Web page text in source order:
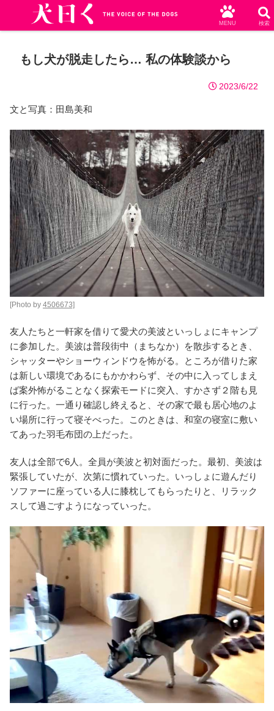
もし犬が脱走したら… 私の体験談から
2023/6/22
文と写真：田島美和
[Photo by 4506673]
友人たちと一軒家を借りて愛犬の美波といっしょにキャンプ
に参加した。美波は普段街中（まちなか）を散歩するとき、
シャッターやショーウィンドウを怖がる。ところが借りた家
は新しい環境であるにもかかわらず、その中に入ってしまえ
ば案外怖がることなく探索モードに突入、すかさず２階も見
に行った。一通り確認し終えると、その家で最も居心地のよ
い場所に行って寝そべった。このときは、和室の寝室に敷い
てあった羽毛布団の上だった。
友人は全部で6人。全員が美波と初対面だった。最初、美波は
緊張していたが、次第に慣れていった。いっしょに遊んだり
ソファーに座っている人に膝枕してもらったりと、リラック
スして過ごすようになっていった。
MENU 検索